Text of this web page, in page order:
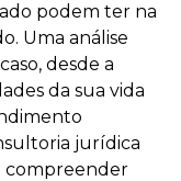
podem ter na
Uma análise
desde a
da sua vida
jurídica
compreender